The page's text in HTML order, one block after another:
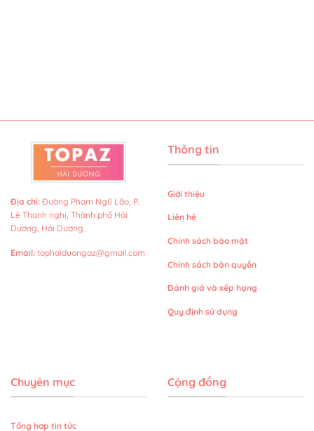
Địa chỉ: Đường Phạm Ngũ Lão, P.
Lê Thanh nghị, Thành phố Hải
Dương, Hải Dương.
Email: tophaiduongaz@gmail.com
Thông tin
Giới thiệu
Liên hệ
Chính sách bảo mật
Chính sách bản quyền
Đánh giá và xếp hạng
Quy định sử dụng
Chuyên mục
Tổng hợp tin tức
Cộng đồng